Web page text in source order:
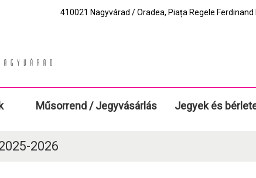
410021 Nagyvárad / Oradea, Piața Regele Ferdinand
Műsorrend / Jegyvásárlás Jegyek és
2026